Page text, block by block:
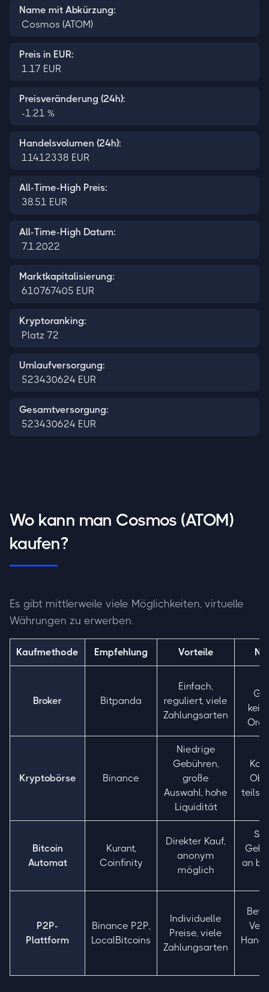
Name mit Abkürzung:
Cosmos (ATOM)
Preis in EUR:
1.17 EUR
Preisveränderung (24h):
-1.21 %
Handelsvolumen (24h):
11412338 EUR
All-Time-High Preis:
38.51 EUR
All-Time-High Datum:
7.1.2022
Marktkapitalisierung:
610767405 EUR
Kryptoranking:
Platz 72
Umlaufversorgung:
523430624 EUR
Gesamtversorgung:
523430624 EUR
Wo kann man Cosmos (ATOM)
kaufen?
Es gibt mittlerweile viele Möglichkeiten, virtuelle
Währungen zu erwerben.
Kaufmethode Empfehlung Vorteile
Broker Bitpanda
Einfach,
reguliert, viele
Zahlungsarten
Kryptobörse Binance
Niedrige
Gebühren,
große
Auswahl, hohe
Liquidität
teils
Bitcoin
Automat
Kurant,
Coinfinity
Direkter Kauf,
anonym
möglich
an
P2P-
Plattform
Binance P2P,
LocalBitcoins
Individuelle
Preise, viele
Zahlungsarten